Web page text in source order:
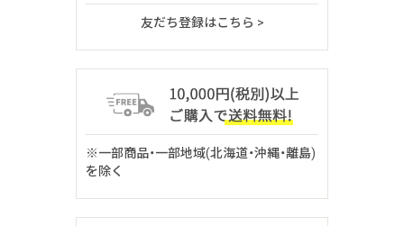
友だち登録はこちら >
※一部商品・一部地域(北海道・沖縄・離島)
を除く